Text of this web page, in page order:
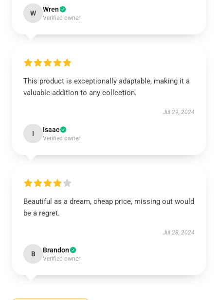
W Wren
Verified owner
This product is exceptionally adaptable, making it a
valuable addition to any collection.
Jul 29, 2024
I Isaac
Verified owner
Beautiful as a dream, cheap price, missing out would
be a regret.
Jul 28, 2024
B Brandon
Verified owner